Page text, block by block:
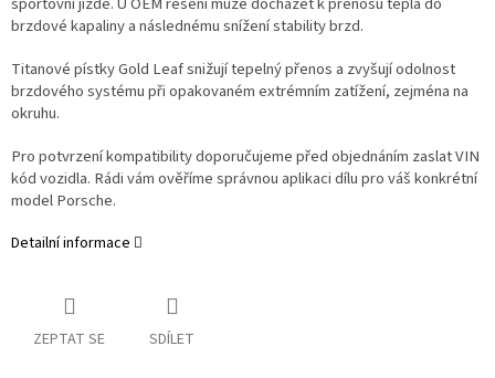
brzdové kapaliny a následnému snížení stability brzd.
Titanové pístky Gold Leaf snižují tepelný přenos a zvyšují odolnost
brzdového systému při opakovaném extrémním zatížení, zejména na
okruhu.
Pro potvrzení kompatibility doporučujeme před objednáním zaslat VIN
kód vozidla. Rádi vám ověříme správnou aplikaci dílu pro váš konkrétní
model Porsche.
Detailní informace
ZEPTAT SE SDÍLET